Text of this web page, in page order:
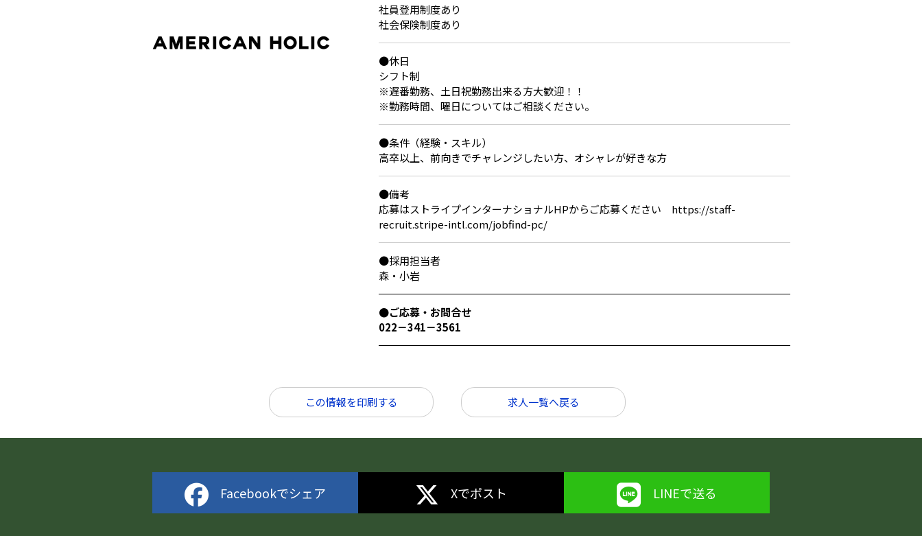
社員登用制度あり
社会保険制度あり
●休日
シフト制
※遅番勤務、土日祝勤務出来る方大歓迎！！
※勤務時間、曜日についてはご相談ください。
●条件（経験・スキル）
高卒以上、前向きでチャレンジしたい方、オシャレが好きな方
●備考
応募はストライプインターナショナルHPからご応募ください https://staff-
recruit.stripe-intl.com/jobfind-pc/
●採用担当者
森・小岩
●ご応募・お問合せ
022－341－3561
この情報を印刷する 求人一覧へ戻る
Facebookでシェア Xでポスト LINEで送る